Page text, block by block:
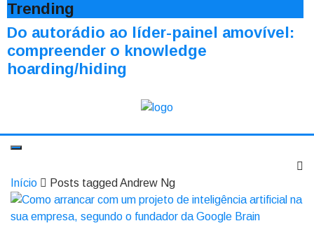
Trending
Do autorádio ao líder-painel amovível:
compreender o knowledge
hoarding/hiding
Início Posts tagged Andrew Ng